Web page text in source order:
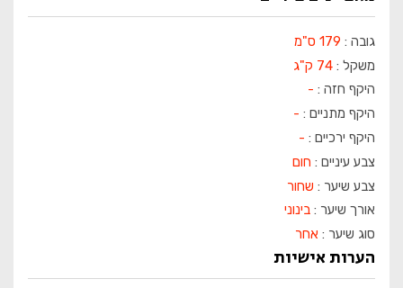
גובה : 179 ס"מ
משקל : 74 ק"ג
היקף חזה : -
היקף מתניים : -
היקף ירכיים : -
צבע עיניים : חום
צבע שיער : שחור
אורך שיער : בינוני
סוג שיער : אחר
הערות אישיות